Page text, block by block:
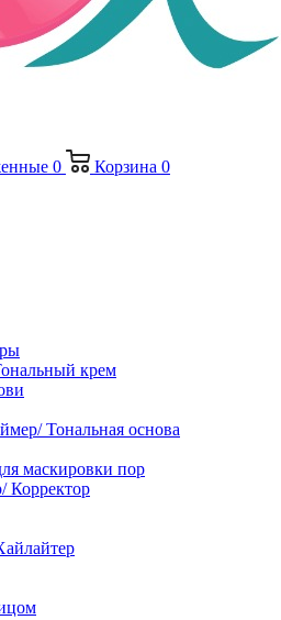
0 Корзина 0
крем
Тональная основа
маскировки пор
Корректор